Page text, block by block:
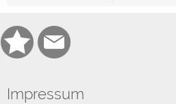
Impressum